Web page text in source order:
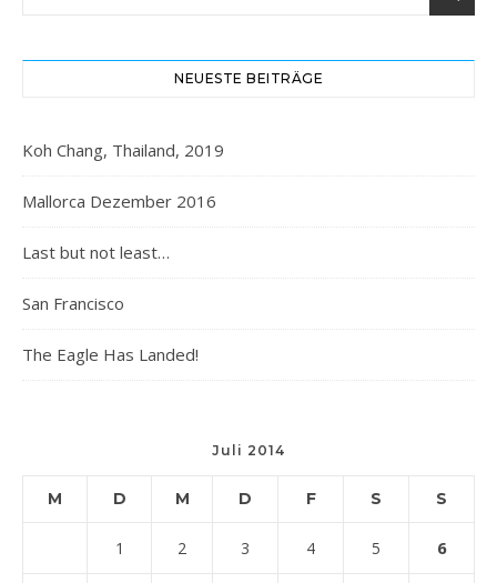
NEUESTE BEITRÄGE
Koh Chang, Thailand, 2019
Mallorca Dezember 2016
Last but not least…
San Francisco
The Eagle Has Landed!
Juli 2014
M D M D F S S
1 2 3 4 5 6